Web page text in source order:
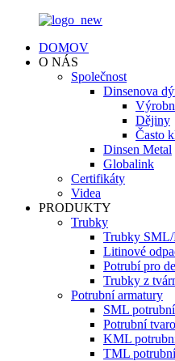
DOMOV
O NÁS
Společnost
Dinsenova
Dějiny
Často
Dinsen Metal
Globalink
Certifikáty
Videa
PRODUKTY
Trubky
Trubky
Litinové
Potrubí pro
Trubky z
Potrubní armatury
SML
Potrubní
KML
TML